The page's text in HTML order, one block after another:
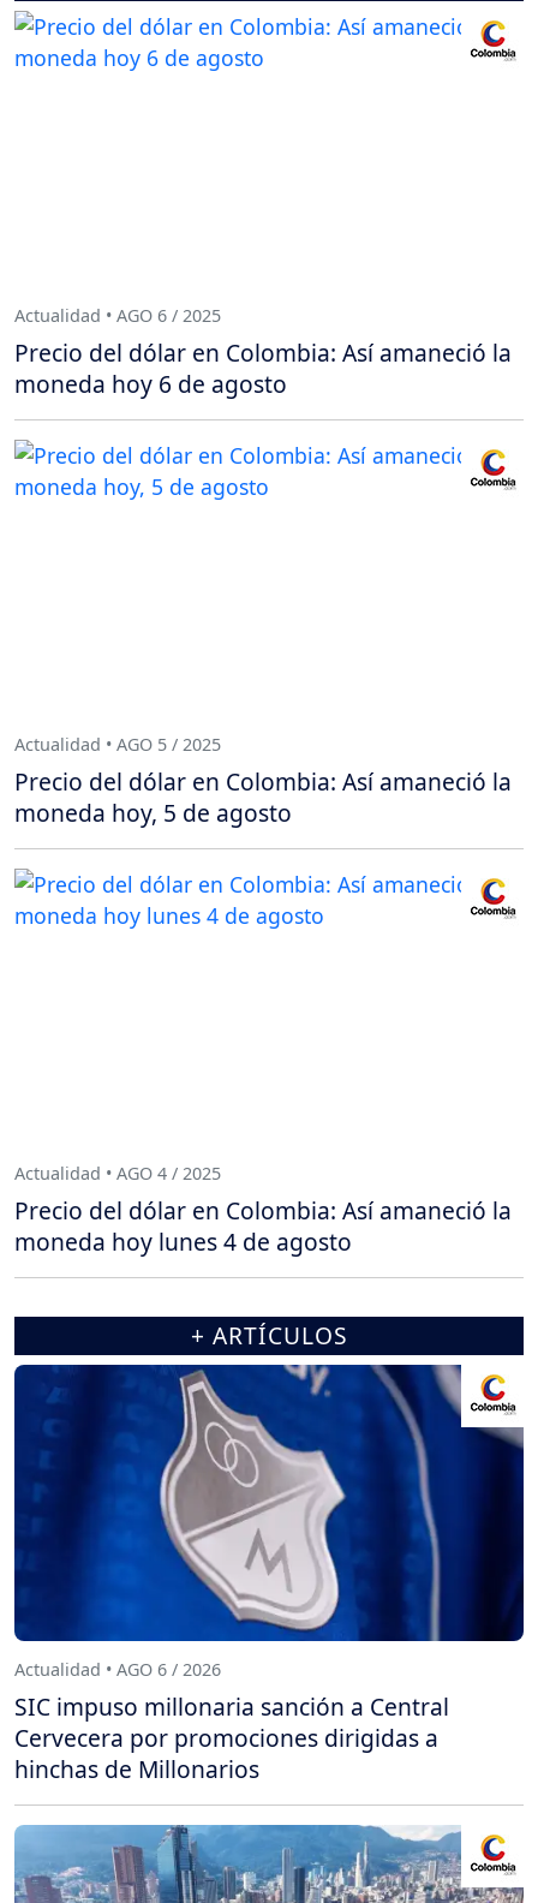
Actualidad • AGO 6 / 2025
Precio del dólar en Colombia: Así amaneció la
moneda hoy 6 de agosto
Actualidad • AGO 5 / 2025
Precio del dólar en Colombia: Así amaneció la
moneda hoy, 5 de agosto
Actualidad • AGO 4 / 2025
Precio del dólar en Colombia: Así amaneció la
moneda hoy lunes 4 de agosto
+ ARTÍCULOS
Actualidad • AGO 6 / 2026
SIC impuso millonaria sanción a Central
Cervecera por promociones dirigidas a
hinchas de Millonarios